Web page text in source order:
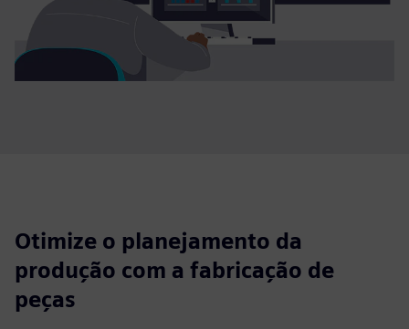
Otimize o planejamento da
produção com a fabricação de
peças